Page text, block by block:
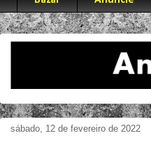
sábado, 12 de fevereiro de 2022